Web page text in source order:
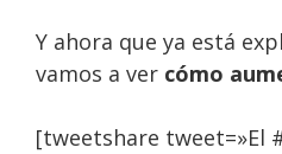
Y ahora que ya está
vamos a ver cómo
[tweetshare tweet=»El